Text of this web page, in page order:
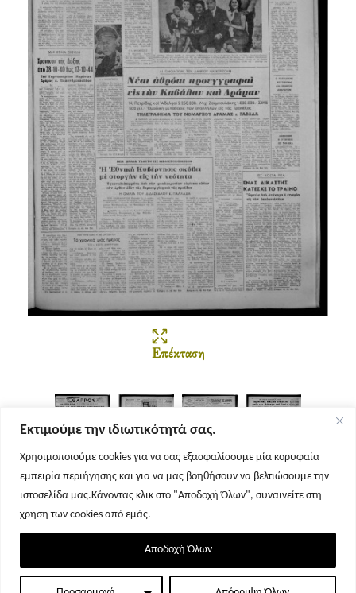
Εκτιμούμε την ιδιωτικότητά σας.
Χρησιμοποιούμε cookies για να σας εξασφαλίσουμε μία κορυφαία
εμπειρία περιήγησης και για να μας βοηθήσουν να βελτιώσουμε την
ιστοσελίδα μας.Κάνοντας κλικ στο "Αποδοχή Όλων", συναινείτε στη
χρήση των cookies από εμάς.
Αποδοχή Όλων
Επέκταση
Σελίδα 1 Σελίδα 2 Σελίδα 3 Σελίδα 4